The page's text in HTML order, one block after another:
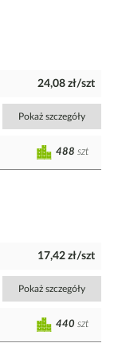
24,08 zł/szt
Pokaż szczegóły
488 szt
17,42 zł/szt
Pokaż szczegóły
440 szt